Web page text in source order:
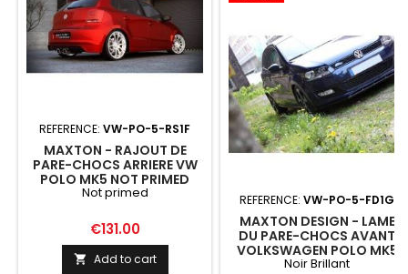
REFERENCE: VW-PO-5-RS1F
MAXTON - RAJOUT DE
PARE-CHOCS ARRIERE VW
POLO MK5 NOT PRIMED
Not primed
Price
€131.00
 Add to cart
REFERENCE: VW-PO-5-FD1G
MAXTON DESIGN - LAME
DU PARE-CHOCS AVANT
VOLKSWAGEN POLO MK5
Noir Brillant